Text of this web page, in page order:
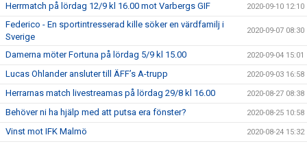
Herrmatch på lördag 12/9 kl 16.00 mot Varbergs GIF 2020-09-10 12:10
Federico - En sportintresserad kille söker en värdfamilj i
Sverige
2020-09-07 08:30
Damerna möter Fortuna på lördag 5/9 kl 15.00 2020-09-04 15:01
Lucas Ohlander ansluter till ÄFF’s A-trupp 2020-09-03 16:58
Herrarnas match livestreamas på lördag 29/8 kl 16.00 2020-08-27 08:38
Behöver ni ha hjälp med att putsa era fönster? 2020-08-25 10:58
Vinst mot IFK Malmö 2020-08-24 15:32